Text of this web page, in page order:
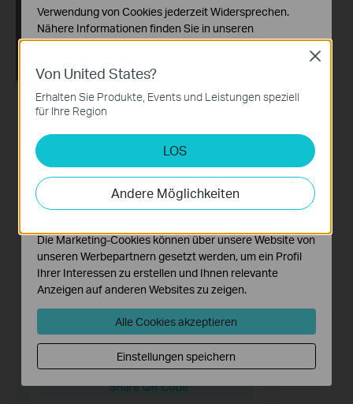
Von United States?
Erhalten Sie Produkte, Events und Leistungen speziell
für Ihre Region
LOS
Andere Möglichkeiten
Close
Verwendung von Cookies jederzeit Widersprechen.
Nähere Informationen finden Sie in unseren
Datenschutzhinweisen.
Notwendige Cookies
erforderlich und können in Ihren Systemen nicht
Analyse- und Marketing-Cookies
Analyse-Cookies ermöglichen es uns, Ihre Aktivitäten
auf unserer Website zu analysieren, um die
Funktionsweise unserer Website zu verbessern und
Die Marketing-Cookies können über unsere Website von
unseren Werbepartnern gesetzt werden, um ein Profil
Ihrer Interessen zu erstellen und Ihnen relevante
Anzeigen auf anderen Websites zu zeigen.
Alle Cookies akzeptieren
Einstellungen speichern